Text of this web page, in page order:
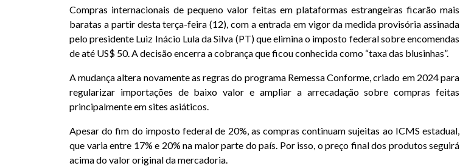
Compras internacionais de pequeno valor feitas em plataformas estrangeiras ficarão mais
baratas a partir desta terça-feira (12), com a entrada em vigor da medida provisória assinada
pelo presidente Luiz Inácio Lula da Silva (PT) que elimina o imposto federal sobre encomendas
de até US$ 50. A decisão encerra a cobrança que ficou conhecida como “taxa das blusinhas”.
A mudança altera novamente as regras do programa Remessa Conforme, criado em 2024 para
regularizar importações de baixo valor e ampliar a arrecadação sobre compras feitas
principalmente em sites asiáticos.
Apesar do fim do imposto federal de 20%, as compras continuam sujeitas ao ICMS estadual,
que varia entre 17% e 20% na maior parte do país. Por isso, o preço final dos produtos seguirá
acima do valor original da mercadoria.